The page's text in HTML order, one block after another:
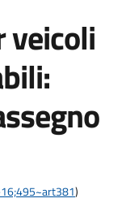
veicoli
)